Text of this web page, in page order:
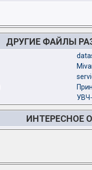
ДРУГИЕ ФАЙЛЫ
ИНТЕРЕСНОЕ